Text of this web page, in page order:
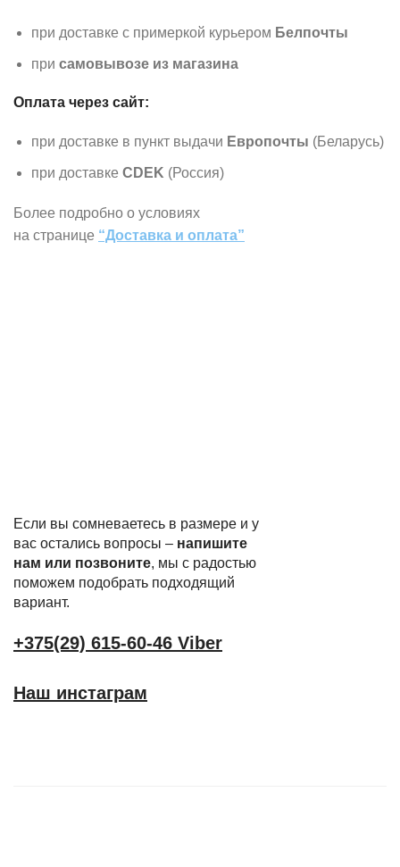
при доставке с примеркой курьером Белпочты
при самовывозе из магазина
Оплата через сайт:
при доставке в пункт выдачи Европочты (Беларусь)
при доставке CDEK (Россия)
Более подробно о условиях
на странице “Доставка и оплата”
Если вы сомневаетесь в размере и у
вас остались вопросы – напишите
нам или позвоните, мы с радостью
поможем подобрать подходящий
вариант.
+375(29) 615-60-46 Viber
Наш инстаграм